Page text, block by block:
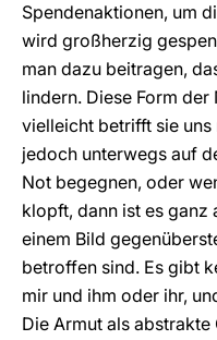
Spendenaktionen, um
wird großherzig
man dazu beitragen,
lindern. Diese Form
vielleicht betrifft sie
jedoch unterwegs auf
Not begegnen, oder
klopft, dann ist es ganz
einem Bild
betroffen sind. Es gibt
mir und ihm oder ihr,
Die Armut als